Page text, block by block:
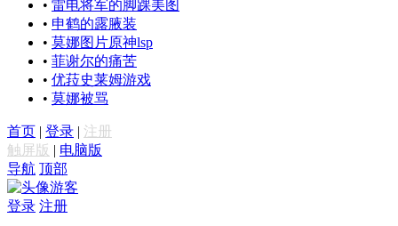
• 雷电将军的脚踝美图
• 申鹤的露腋装
• 莫娜图片原神lsp
• 菲谢尔的痛苦
• 优菈史莱姆游戏
• 莫娜被骂
首页 | 登录 | 注册
触屏版 | 电脑版
导航 顶部
游客
登录 注册